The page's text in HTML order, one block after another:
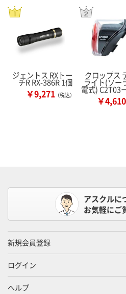
ジェントス RXトー
チR RX-386R 1個
￥9,271 （税込）
クロップス
ライト(ソー
電式) C2T03
￥4,610
アスクルに
お気軽にご
新規会員登録
ログイン
ヘルプ